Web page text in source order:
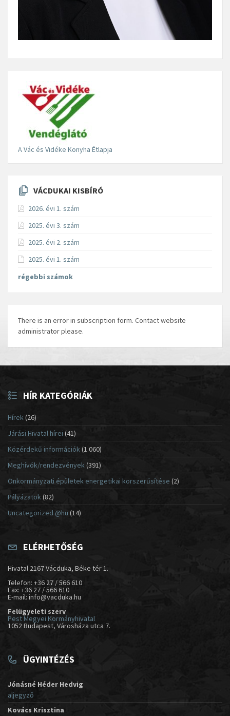
A Vác és Vidéke Konyha Étlapja
VÁCDUKAI KISBÍRÓ
2026. évi 1. szám
2025. évi 3. szám
2025. évi 2. szám
2025. évi 1. szám
régebbi számok
There is an error in subscription form. Contact website
administrator please.
HÍR KATEGÓRIÁK
Hírek(26)
Járási Hivatal hírei (41)
Közérdekű információk(1 060)
Meghívók/rendezvények (391)
Önkormányzati épületek energetikai korszerűsítése (2)
Pályázatok (82)
Uncategorized @hu (14)
ELÉRHETŐSÉG
Hivatal 2167 Vácduka, Béke tér 1.
Telefon: +36 27 / 566 610
Fax: +36 27 / 566 610
E-mail: info@vacduka.hu
Felügyeleti szerv
Pest Megyei Kormányhivatal
1052 Budapest, Városháza utca 7.
ÜGYINTÉZÉS
Jónásné Héder Hedvig
aljegyző
Kovács Krisztina